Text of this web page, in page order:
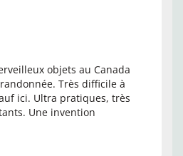
objets au Canada
Très difficile à
ici. Ultra pratiques, très
Une invention